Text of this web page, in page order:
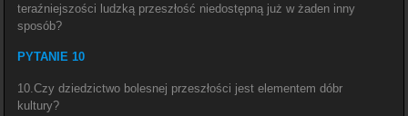
teraźniejszości ludzką przeszłość niedostępną już w żaden inny
sposób?
PYTANIE 10
10.Czy dziedzictwo bolesnej przeszłości jest elementem dóbr
kultury?